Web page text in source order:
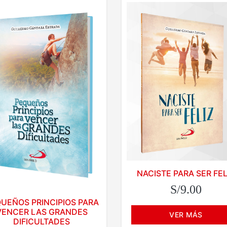
PRINCIPIOS PARA
LAS GRANDES
DIFICULTADES
NACISTE PARA SER
S/9.00
VER MÁS